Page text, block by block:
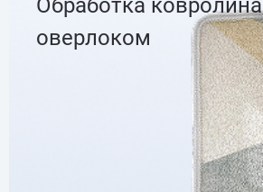
Обработка ковролина
оверлоком